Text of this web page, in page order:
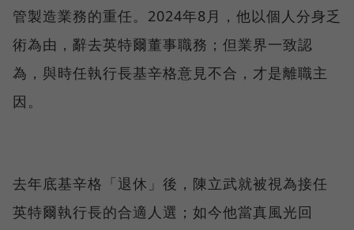
管製造業務的重任。2024年8月，他以個人分身乏
術為由，辭去英特爾董事職務；但業界一致認
為，與時任執行長基辛格意見不合，才是離職主
因。
去年底基辛格「退休」後，陳立武就被視為接任
英特爾執行長的合適人選；如今他當真風光回